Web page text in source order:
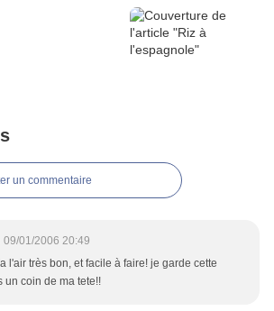
un commentaire
09/01/2006 20:49
l'air très bon, et facile à faire! je garde cette
un coin de ma tete!!